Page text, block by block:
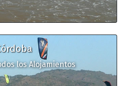
los Alojamientos